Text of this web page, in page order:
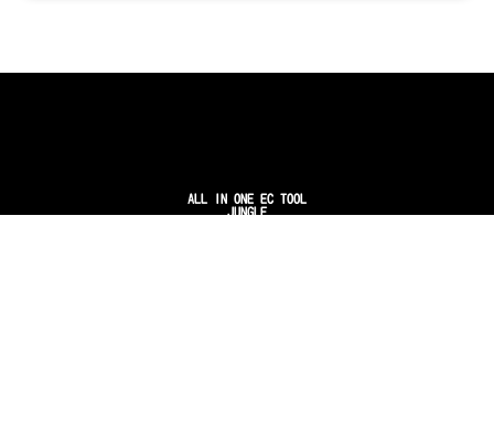
ALL IN ONE EC TOOL
JUNGLE